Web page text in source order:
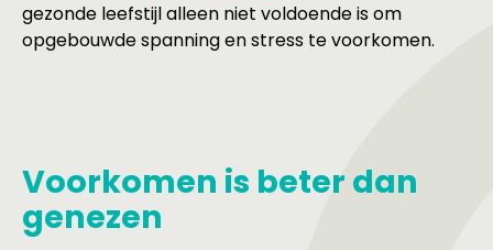
gezonde leefstijl alleen niet voldoende is om
opgebouwde spanning en stress te voorkomen.
Voorkomen is beter dan
genezen